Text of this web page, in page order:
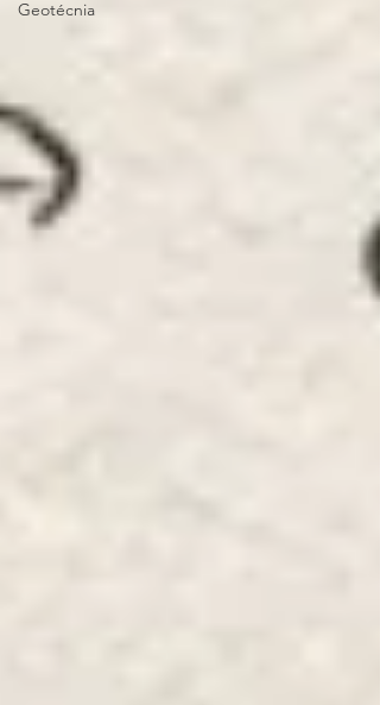
Geotécnia